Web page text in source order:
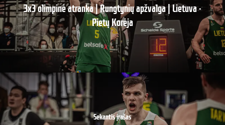
3x3 olimpinė atranka | Rungtynių apžvalga | Lietuva -
Pietų Korėja
Sekantis įrašas